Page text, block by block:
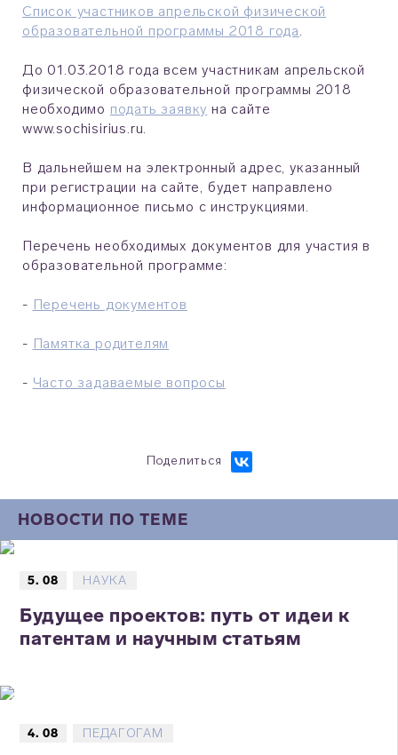
Список участников апрельской физической
образовательной программы 2018 года.
До 01.03.2018 года всем участникам апрельской
физической образовательной программы 2018
необходимо подать заявку на сайте
www.sochisirius.ru.
В дальнейшем на электронный адрес, указанный
при регистрации на сайте, будет направлено
информационное письмо с инструкциями.
Перечень необходимых документов для участия в
образовательной программе:
- Перечень документов
- Памятка родителям
- Часто задаваемые вопросы
Поделиться
НОВОСТИ ПО ТЕМЕ
5. 08 НАУКА
Будущее проектов: путь от идеи к
патентам и научным статьям
4. 08 ПЕДАГОГАМ